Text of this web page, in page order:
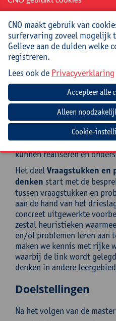
Belangrijk in dit deel is het
definities en
construeren en ook hier
formuleren van gedane
DAG 4:
In het deelRationale
bij leerlingen van de laatste
de inzichten en
bewerkingen kunnen
de kennis van natuurlijke
getallen is een belangrijke
die “uitdagend nieuwe
ook hoe we het werken
kunnen realiseren en
Het deelVraagstukken en
denken start met de
tussen vraagstukken en
aan de hand van het
concreet uitgewerkte
zestal heuristieken
en/of problemen leren aan
maken we kennis met rijke
waarbij de link wordt
denken in andere
Doelstellingen
Na het volgen van de
CNO maakt gebruik van
surfervaring zoveel mogelijk
Gelieve aan de duiden welke
registreren.
Lees ook de Privacyverklaring
Cookie-